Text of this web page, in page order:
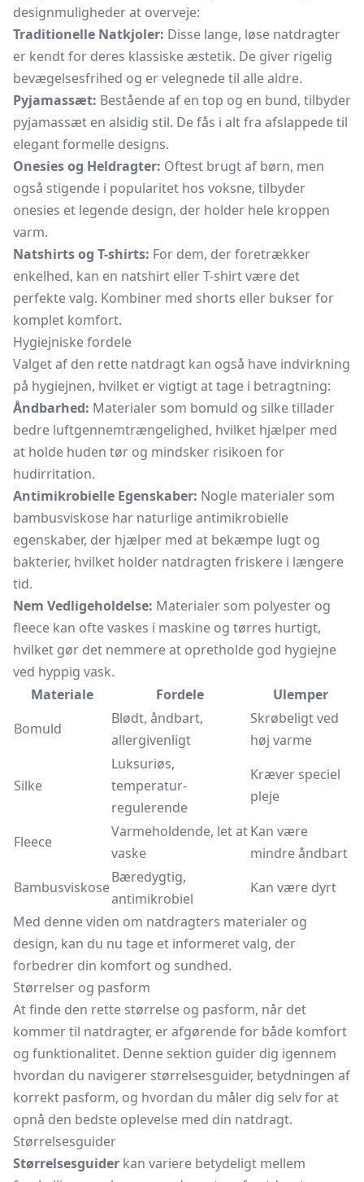
designmuligheder at overveje:
Traditionelle Natkjoler: Disse lange, løse natdragter
er kendt for deres klassiske æstetik. De giver rigelig
bevægelsesfrihed og er velegnede til alle aldre.
Pyjamassæt: Bestående af en top og en bund, tilbyder
pyjamassæt en alsidig stil. De fås i alt fra afslappede til
elegant formelle designs.
Onesies og Heldragter: Oftest brugt af børn, men
også stigende i popularitet hos voksne, tilbyder
onesies et legende design, der holder hele kroppen
varm.
Natshirts og T-shirts: For dem, der foretrækker
enkelhed, kan en natshirt eller T-shirt være det
perfekte valg. Kombiner med shorts eller bukser for
komplet komfort.
Hygiejniske fordele
Valget af den rette natdragt kan også have indvirkning
på hygiejnen, hvilket er vigtigt at tage i betragtning:
Åndbarhed: Materialer som bomuld og silke tillader
bedre luftgennemtrængelighed, hvilket hjælper med
at holde huden tør og mindsker risikoen for
hudirritation.
Antimikrobielle Egenskaber: Nogle materialer som
bambusviskose har naturlige antimikrobielle
egenskaber, der hjælper med at bekæmpe lugt og
bakterier, hvilket holder natdragten friskere i længere
tid.
Nem Vedligeholdelse: Materialer som polyester og
fleece kan ofte vaskes i maskine og tørres hurtigt,
hvilket gør det nemmere at opretholde god hygiejne
ved hyppig vask.
Materiale
Fordele
Ulemper
Bomuld
Blødt, åndbart,
allergivenligt
Skrøbeligt ved
høj varme
Silke
Luksuriøs,
temperatur-
regulerende
Kræver speciel
pleje
Fleece
Varmeholdende, let at
vaske
Kan være
mindre åndbart
Bambusviskose
Bæredygtig,
antimikrobiel
Kan være dyrt
Med denne viden om natdragters materialer og
design, kan du nu tage et informeret valg, der
forbedrer din komfort og sundhed.
Størrelser og pasform
At finde den rette størrelse og pasform, når det
kommer til natdragter, er afgørende for både komfort
og funktionalitet. Denne sektion guider dig igennem
hvordan du navigerer størrelsesguider, betydningen af
korrekt pasform, og hvordan du måler dig selv for at
opnå den bedste oplevelse med din natdragt.
Størrelsesguider
Størrelsesguider kan variere betydeligt mellem